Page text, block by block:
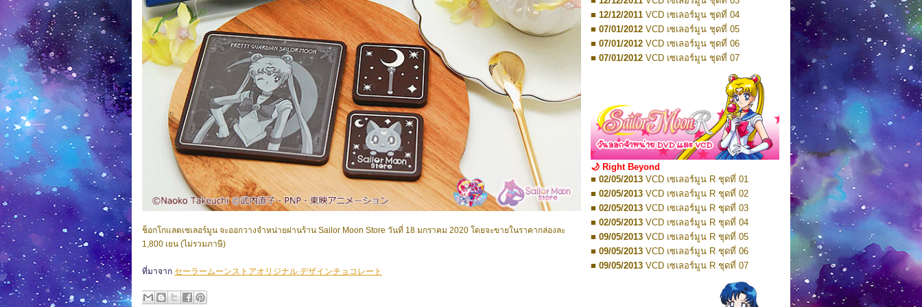
ช็อกโกแลตเซเลอร์มูน จะออกวางจำหน่ายผ่านร้าน Sailor Moon Store วันที่ 18 มกราคม 2020 โดยจะขายในราคากล่องละ
1,800 เยน (ไม่รวมภาษี)
ที่มาจาก セーラームーンストアオリジナル デザインチョコレート
■ 07/10/2016 DVD เซเลอร์มูน คริสตัล VOL.5
■ 28/10/2016 DVD เซเลอร์มูน คริสตัล VOL.6
■ 17/11/2016DVD เซเลอร์มูน คริสตัล VOL.7
■ 17/11/2016DVD เซเลอร์มูน คริสตัล VOL.8
■ 01/01/2017 DVD เซเลอร์มูน คริสตัล Box-Set
■ 12/12/2011 VCD เซเลอร์มูน ชุดที่ 04
■ 07/01/2012 VCD เซเลอร์มูน ชุดที่ 05
■ 07/01/2012 VCD เซเลอร์มูน ชุดที่ 06
■ 07/01/2012 VCD เซเลอร์มูน ชุดที่ 07
VCD เซเลอร์มูน ชุดที่ 08
VCD เซเลอร์มูน ชุดที่ 09
VCD เซเลอร์มูน ชุดที่ 10
■ 19/01/2012 VCD เซเลอร์มูน ชุดที่ 11
■ 19/01/2012VCD เซเลอร์มูน ชุดที่ 12
■ 26/01/2012VCD เซเลอร์มูน ชุดที่ 13
■ 26/01/2012VCD เซเลอร์มูน ชุดที่ 14
■ 02/02/2012 VCD เซเลอร์มูน ชุดที่ 15
VCD เซเลอร์มูน ชุดที่ 16
VCD เซเลอร์มูน ชุดที่ 17
VCD เซเลอร์มูน ชุดที่ 18
VCD เซเลอร์มูน ชุดที่ 19
VCD เซเลอร์มูน ชุดที่ 20
VCD เซเลอร์มูน ชุดที่ 21
VCD เซเลอร์มูน ชุดที่ 22
VCD เซเลอร์มูน ชุดที่ 23
DVD เซเลอร์มูน ชุดที่ 01
🌙 Right Beyond
■ 02/05/2013 VCD เซเลอร์มูน R ชุดที่ 01
■ 02/05/2013 VCD เซเลอร์มูน R ชุดที่ 02
■ 02/05/2013 VCD เซเลอร์มูน R ชุดที่ 03
■ 02/05/2013 VCD เซเลอร์มูน R ชุดที่ 04
■ 09/05/2013 VCD เซเลอร์มูน R ชุดที่ 05
■ 09/05/2013 VCD เซเลอร์มูน R ชุดที่ 06
■ 09/05/2013 VCD เซเลอร์มูน R ชุดที่ 07
VCD เซเลอร์มูน R ชุดที่ 08
VCD เซเลอร์มูน R ชุดที่ 09